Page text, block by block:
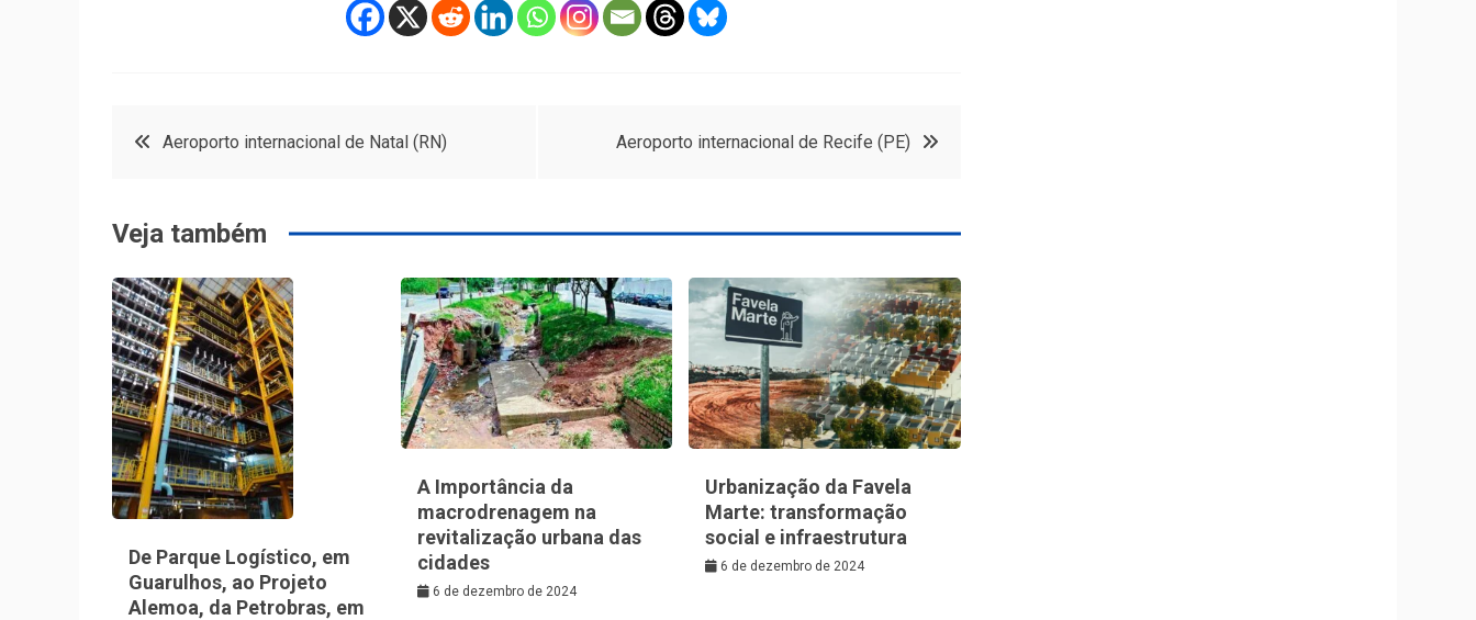
Navegação
Post
Aeroporto internacional de Natal (RN) Aeroporto internacional de Recife (PE)
Veja também
De Parque Logístico, em
Guarulhos, ao Projeto
Alemoa, da Petrobras, em
A Importância da
macrodrenagem na
revitalização urbana das
cidades
6 de dezembro de 2024
Urbanização da Favela
Marte: transformação
social e infraestrutura
6 de dezembro de 2024